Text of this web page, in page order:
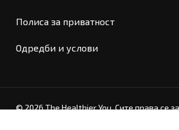
Меѓузбир:
Полиса за приватност
Одредби и услови
© 2026 The Healthier You. Сите права се